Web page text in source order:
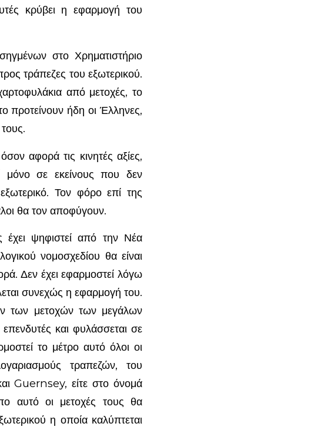
κρύβει η εφαρμογή του
στο Χρηματιστήριο
τράπεζες του εξωτερικού.
από μετοχές, το
προτείνουν ήδη οι Έλληνες,
αφορά τις κινητές αξίες,
μόνο σε εκείνους που δεν
Τον φόρο επί της
θα τον αποφύγουν.
ψηφιστεί από την Νέα
νομοσχεδίου θα είναι
Δεν έχει εφαρμοστεί λόγω
συνεχώς η εφαρμογή του.
των μετοχών των μεγάλων
και φυλάσσεται σε
το μέτρο αυτό όλοι οι
τραπεζών, του
Guernsey, είτε στο όνομά
αυτό οι μετοχές τους θα
η οποία καλύπτεται